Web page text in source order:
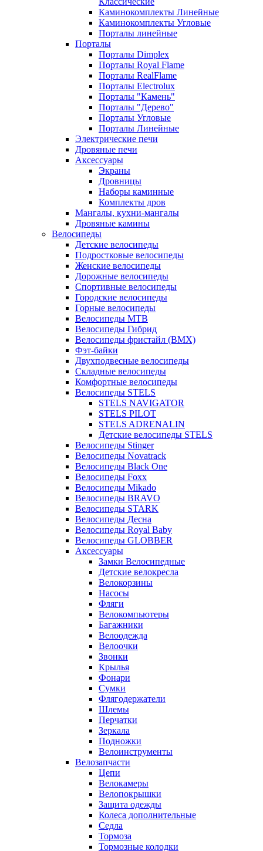
Каминокомплекты Линейные
Каминокомплекты Угловые
Порталы линейные
Порталы
Порталы Dimplex
Порталы Royal Flame
Порталы RealFlame
Порталы Electrolux
Порталы "Камень"
Порталы "Дерево"
Порталы Угловые
Порталы Линейные
Электрические печи
Дровяные печи
Аксессуары
Экраны
Дровницы
Наборы каминные
Комплекты дров
Мангалы, кухни-мангалы
Дровяные камины
Велосипеды
Детские велосипеды
Подростковые велосипеды
Женские велосипеды
Дорожные велосипеды
Спортивные велосипеды
Городские велосипеды
Горные велосипеды
Велосипеды MTB
Велосипеды Гибрид
Велосипеды фристайл (BMX)
Фэт-байки
Двухподвесные велосипеды
Складные велосипеды
Комфортные велосипеды
Велосипеды STELS
STELS NAVIGATOR
STELS PILOT
STELS ADRENALIN
Детские велосипеды STELS
Велосипеды Stinger
Велосипеды Novatrack
Велосипеды Black One
Велосипеды Foxx
Велосипеды Mikado
Велосипеды BRAVO
Велосипеды STARK
Велосипеды Десна
Велосипеды Royal Baby
Велосипеды GLOBBER
Аксессуары
Замки Велосипедные
Детские велокресла
Велокорзины
Насосы
Фляги
Велокомпьютеры
Багажники
Велоодежда
Велоочки
Звонки
Крылья
Фонари
Сумки
Флягодержатели
Шлемы
Перчатки
Зеркала
Подножки
Велоинструменты
Велозапчасти
Цепи
Велокамеры
Велопокрышки
Защита одежды
Колеса дополнительные
Седла
Тормоза
Тормозные колодки